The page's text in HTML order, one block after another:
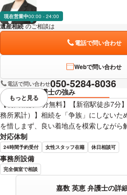
現在営業中00:00 - 24:00
遺産相続 のご相談は
電話で問い合わせ
Webで問い合わせ
電話で問い合わせ050-5284-8036
弁護士の強み
【初回相談60分無料】【新宿駅徒歩7分
務所累計）】相続を「争族」にしないた
を惜しまず、良い着地点を模索しながら
対応体制
24時間予約受付 女性スタッフ在籍 休日相談可
事務所設備
完全個室で相談
嘉数 英恵 弁護士の詳
視覚的に省略されている要素を
もっと見る